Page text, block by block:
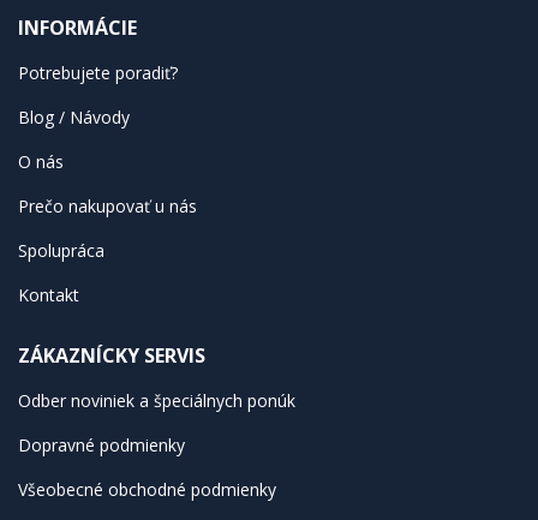
INFORMÁCIE
Potrebujete poradiť?
Blog / Návody
O nás
Prečo nakupovať u nás
Spolupráca
Kontakt
ZÁKAZNÍCKY SERVIS
Odber noviniek a špeciálnych ponúk
Dopravné podmienky
Všeobecné obchodné podmienky